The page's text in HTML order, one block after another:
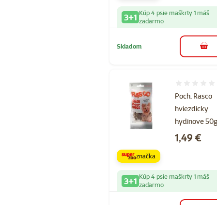
3+1 Kúp 4 psie maškrty 1 máš
zadarmo
Skladom do
Poch. Rasco
hviezdicky
hydinove
Cena
1,49 €
značka
3+1 Kúp 4 psie maškrty 1 máš
zadarmo